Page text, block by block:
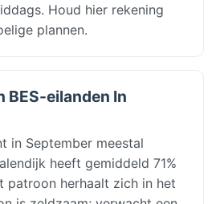
Houd hier rekening
plannen.
BES-eilanden In
in September meestal
heeft gemiddeld 71%
patroon herhaalt zich in het